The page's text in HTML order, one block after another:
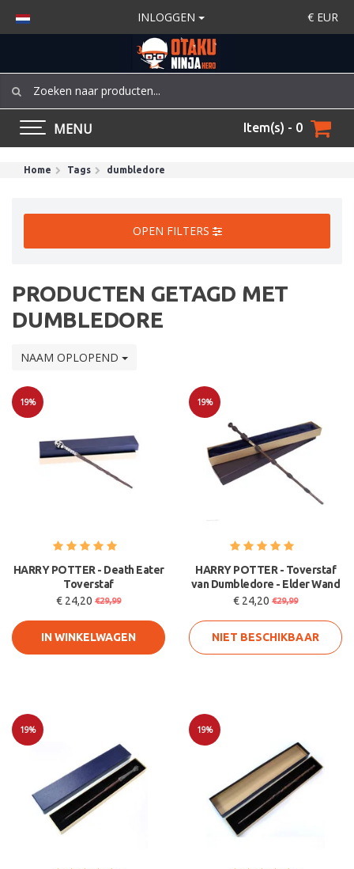
INLOGGEN € EUR
MENU Item(s) - 0
Home Tags dumbledore
OPEN FILTERS
PRODUCTEN GETAGD MET
DUMBLEDORE
NAAM OPLOPEND
19%
HARRY POTTER - Death Eater
Toverstaf
€ 24,20 €29,99
IN WINKELWAGEN
19%
HARRY POTTER - Toverstaf
van Dumbledore - Elder Wand
€ 24,20 €29,99
NIET BESCHIKBAAR
19% 19%